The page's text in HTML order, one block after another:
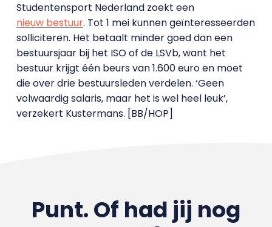
Studentensport Nederland zoekt een
nieuw bestuur. Tot 1 mei kunnen geïnteresseerden
solliciteren. Het betaalt minder goed dan een
bestuursjaar bij het ISO of de LSVb, want het
bestuur krijgt één beurs van 1.600 euro en moet
die over drie bestuursleden verdelen. ‘Geen
volwaardig salaris, maar het is wel heel leuk’,
verzekert Kustermans. [BB/HOP]
Punt. Of had jij nog